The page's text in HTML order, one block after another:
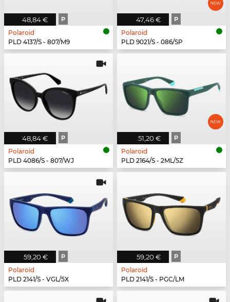
48,84 € P
Polaroid
PLD 4137/S - 807/M9
47,46 € P
Polaroid
PLD 9021/S - 086/SP
48,84 € P
Polaroid
PLD 4086/S - 807/WJ
51,20 € P
Polaroid
PLD 2164/S - 2ML/5Z
59,20 € P
Polaroid
PLD 2141/S - VGL/5X
59,20 € P
Polaroid
PLD 2141/S - PGC/LM